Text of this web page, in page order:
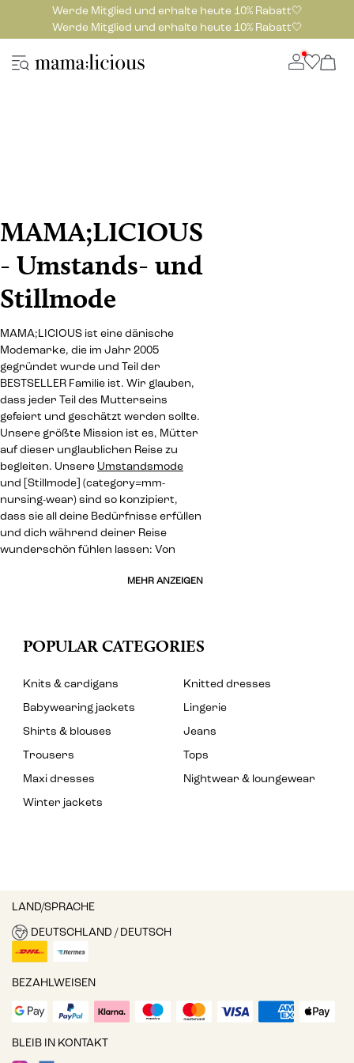
Werde Mitglied und erhalte heute 10% Rabatt🤍
Werde Mitglied und erhalte heute 10% Rabatt🤍
MAMA;LICIOUS
- Umstands- und
Stillmode
MAMA;LICIOUS ist eine dänische
Modemarke, die im Jahr 2005
gegründet wurde und Teil der
BESTSELLER Familie ist. Wir glauben,
dass jeder Teil des Mutterseins
gefeiert und geschätzt werden sollte.
Unsere größte Mission ist es, Mütter
auf dieser unglaublichen Reise zu
begleiten. Unsere Umstandsmode
und [Stillmode] (category=mm-
nursing-wear) sind so konzipiert,
dass sie all deine Bedürfnisse erfüllen
und dich während deiner Reise
wunderschön fühlen lassen: Von
MEHR ANZEIGEN
POPULAR CATEGORIES
Knits & cardigans
Knitted dresses
Babywearing jackets
Lingerie
Shirts & blouses
Jeans
Trousers
Tops
Maxi dresses
Nightwear & loungewear
Winter jackets
LAND/SPRACHE
DEUTSCHLAND / DEUTSCH
BEZAHLWEISEN
BLEIB IN KONTAKT